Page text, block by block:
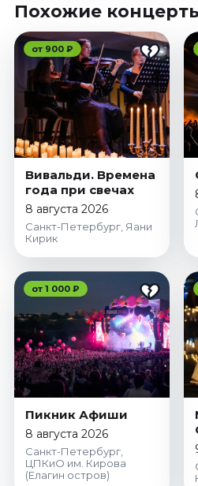
Похожие
от 900 ₽
Вивальди. Времена
года при свечах
8 августа 2026
Санкт-Петербург, Яани
Кирик
от 1 000 ₽
Пикник Афиши
8 августа 2026
Санкт-Петербург,
ЦПКиО им. Кирова
(Елагин остров)